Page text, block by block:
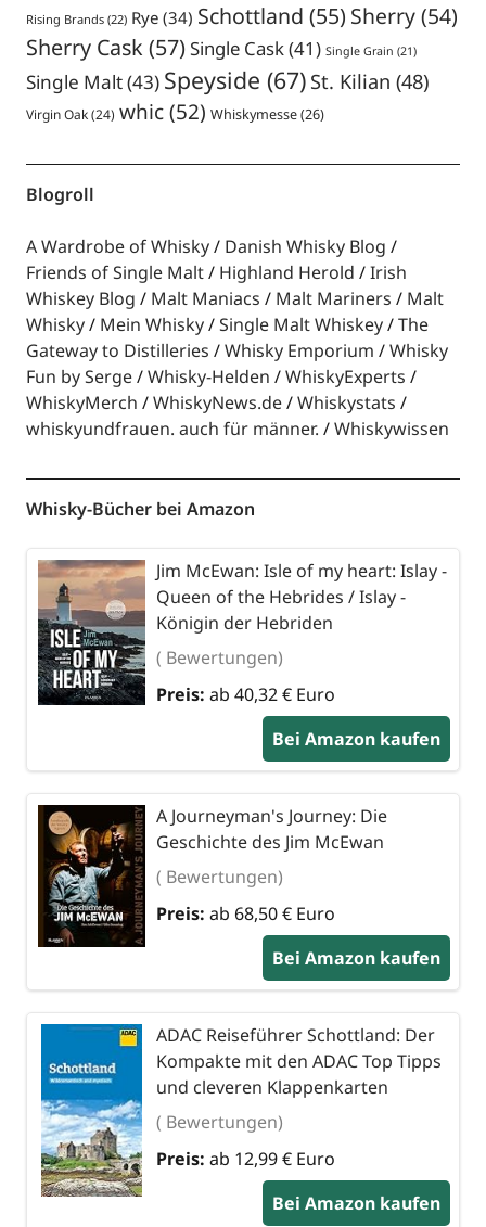
Rising Brands(22) Rye(34) Schottland (55) Sherry(54)
Sherry Cask (57)Single Cask(41) Single Grain (21)
Single Malt(43) Speyside (67) St. Kilian (48)
Virgin Oak(24) whic(52) Whiskymesse(26)
Blogroll
A Wardrobe of Whisky
Danish Whisky Blog
Friends of Single Malt
Highland Herold
Irish
Whiskey Blog
Malt Maniacs Malt Mariners
Malt
Whisky
Mein Whisky Single Malt Whiskey
The
Gateway to Distilleries
Whisky Emporium
Whisky
Fun by Serge
Whisky-Helden
WhiskyExperts
WhiskyMerch
WhiskyNews.de
Whiskystats
whiskyundfrauen. auch für männer.
Whiskywissen
Whisky-Bücher bei Amazon
Jim McEwan: Isle of my heart: Islay -
Queen of the Hebrides / Islay -
Königin der Hebriden
( Bewertungen)
Preis: ab 40,32 € Euro
Bei Amazon kaufen
A Journeyman's Journey: Die
Geschichte des Jim McEwan
( Bewertungen)
Preis: ab 68,50 € Euro
Bei Amazon kaufen
ADAC Reiseführer Schottland: Der
Kompakte mit den ADAC Top Tipps
und cleveren Klappenkarten
( Bewertungen)
Preis: ab 12,99 € Euro
Bei Amazon kaufen